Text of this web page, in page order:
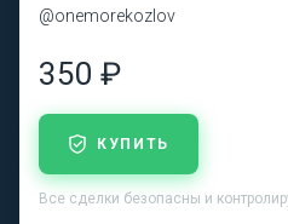
@onemorekozlov
350 ₽
КУПИТЬ
Все сделки безопасны и